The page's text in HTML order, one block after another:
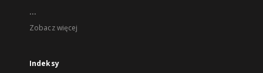
...
Zobacz więcej
Indeksy